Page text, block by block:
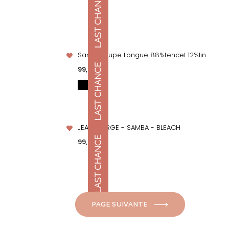
Sancho Jupe Longue 88%tencel 12%lin
Prix
99,00 €
JEANS LARGE - SAMBA - BLEACH
Prix
99,00 €
PAGE SUIVANTE